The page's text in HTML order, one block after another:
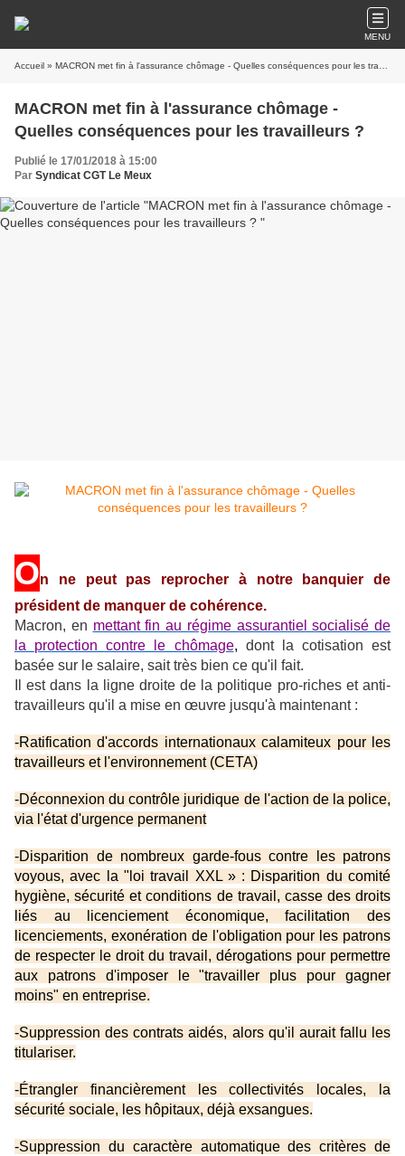
MENU
Accueil » MACRON met fin à l'assurance chômage - Quelles conséquences pour les travailleurs ?
MACRON met fin à l'assurance chômage -
Quelles conséquences pour les travailleurs ?
Publié le 17/01/2018 à 15:00
Par Syndicat CGT Le Meux
On ne peut pas reprocher à notre banquier de
président de manquer de cohérence.
Macron, en mettant fin au régime assurantiel socialisé de
la protection contre le chômage, dont la cotisation est
basée sur le salaire, sait très bien ce qu'il fait.
Il est dans la ligne droite de la politique pro-riches et anti-
travailleurs qu'il a mise en œuvre jusqu'à maintenant :
-Ratification d'accords internationaux calamiteux pour les
travailleurs et l'environnement (CETA)
-Déconnexion du contrôle juridique de l'action de la police,
via l'état d'urgence permanent
-Disparition de nombreux garde-fous contre les patrons
voyous, avec la "loi travail XXL » : Disparition du comité
hygiène, sécurité et conditions de travail, casse des droits
liés au licenciement économique, facilitation des
licenciements, exonération de l'obligation pour les patrons
de respecter le droit du travail, dérogations pour permettre
aux patrons d'imposer le "travailler plus pour gagner
moins" en entreprise.
-Suppression des contrats aidés, alors qu'il aurait fallu les
titulariser.
-Étrangler financièrement les collectivités locales, la
sécurité sociale, les hôpitaux, déjà exsangues.
-Suppression du caractère automatique des critères de